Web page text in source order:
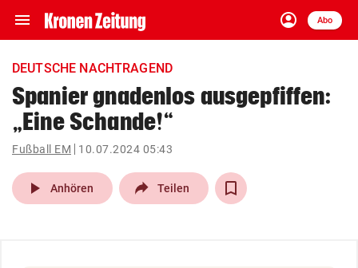
menu Navigation
ein-/ausklappen
account_circle
Anmelden
Abo
close Schließen
account_circle Anmelden
pin_drop
Wien arrow_right
DEUTSCHE NACHTRAGEND
Spanier gnadenlos ausgepfiffen:
„Eine Schande!“
Fußball EM 10.07.2024 05:43
play_arrow Anhören Teilen